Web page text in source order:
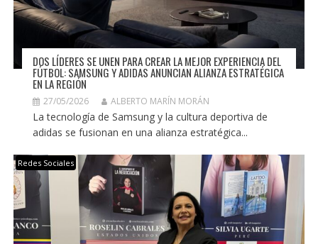
DOS LÍDERES SE UNEN PARA CREAR LA MEJOR EXPERIENCIA DEL
FÚTBOL: SAMSUNG Y ADIDAS ANUNCIAN ALIANZA ESTRATÉGICA
EN LA REGIÓN
27/05/2026 ALBERTO MARÍN MORÁN
La tecnología de Samsung y la cultura deportiva de
adidas se fusionan en una alianza estratégica...
Redes Sociales